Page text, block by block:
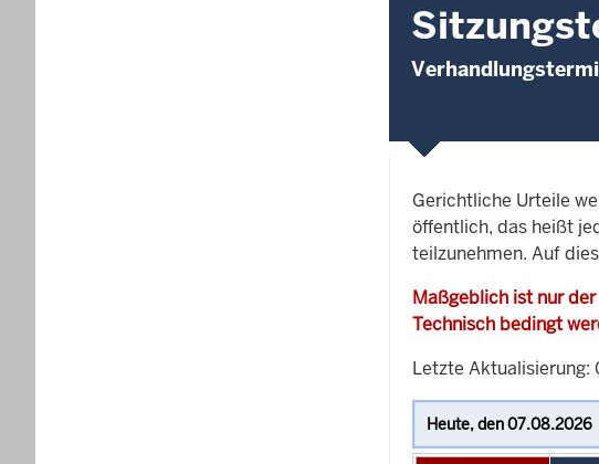
Gerichtliche Urteile
öffentlich, das heißt
teilzunehmen. Auf
Maßgeblich ist nur
Technisch bedingt
Letzte Aktualisierung: